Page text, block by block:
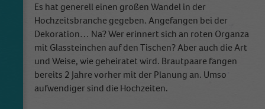
Es hat generell einen großen Wandel in der
Hochzeitsbranche gegeben. Angefangen bei der
Dekoration… Na? Wer erinnert sich an roten Organza
mit Glassteinchen auf den Tischen? Aber auch die Art
und Weise, wie geheiratet wird. Brautpaare fangen
bereits 2 Jahre vorher mit der Planung an. Umso
aufwendiger sind die Hochzeiten.